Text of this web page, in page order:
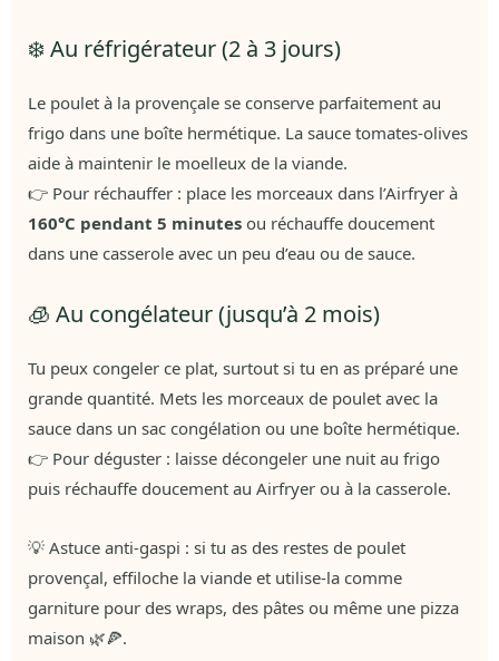
❄️ Au réfrigérateur (2 à 3 jours)
Le poulet à la provençale se conserve parfaitement au
frigo dans une boîte hermétique. La sauce tomates-olives
aide à maintenir le moelleux de la viande.
👉 Pour réchauffer : place les morceaux dans l’Airfryer à
160°C pendant 5 minutes ou réchauffe doucement
dans une casserole avec un peu d’eau ou de sauce.
🧊 Au congélateur (jusqu’à 2 mois)
Tu peux congeler ce plat, surtout si tu en as préparé une
grande quantité. Mets les morceaux de poulet avec la
sauce dans un sac congélation ou une boîte hermétique.
👉 Pour déguster : laisse décongeler une nuit au frigo
puis réchauffe doucement au Airfryer ou à la casserole.
💡 Astuce anti-gaspi : si tu as des restes de poulet
provençal, effiloche la viande et utilise-la comme
garniture pour des wraps, des pâtes ou même une pizza
maison 🌿🍕.